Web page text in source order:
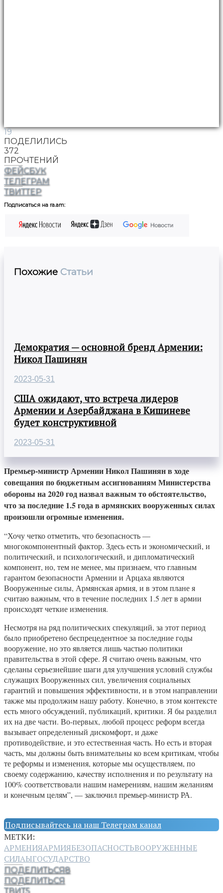
19
ПОДЕЛИЛИСЬ
372
ПРОЧТЕНИЙ
ФЕЙСБУК
ТЕЛЕГРАМ
ТВИТТЕР
Подписаться на ra.am:
Похожие Статьи
Демократия — основной бренд Армении:
Никол Пашинян
2023-05-31
США ожидают, что встреча лидеров
Армении и Азербайджана в Кишиневе
будет конструктивной
2023-05-31
Премьер-министр Армении Никол Пашинян в ходе
совещания по бюджетным ассигнованиям Министерства
обороны на 2020 год назвал важным то обстоятельство,
что за последние 1.5 года в армянских вооруженных силах
произошли огромные изменения.
“Хочу четко отметить, что безопасность —
многокомпонентный фактор. Здесь есть и экономический, и
политический, и психологический, и дипломатический
компонент, но, тем не менее, мы признаем, что главным
гарантом безопасности Армении и Арцаха являются
Вооруженные силы, Армянская армия, и в этом плане я
считаю важным, что в течение последних 1.5 лет в армии
происходят четкие изменения.
Несмотря на ряд политических спекуляций, за этот период
было приобретено беспрецедентное за последние годы
вооружение, но это является лишь частью политики
правительства в этой сфере. Я считаю очень важным, что
сделаны серьезнейшие шаги для улучшения условий службы
служащих Вооруженных сил, увеличения социальных
гарантий и повышения эффективности, и в этом направлении
также мы продолжим нашу работу. Конечно, в этом контексте
есть много обсуждений, публикаций, критики. Я бы разделил
их на две части. Во-первых, любой процесс реформ всегда
вызывает определенный дискомфорт, и даже
противодействие, и это естественная часть. Но есть и вторая
часть, мы должны быть внимательны ко всем критикам, чтобы
те реформы и изменения, которые мы осуществляем, по
своему содержанию, качеству исполнения и по результату на
100% соответствовали нашим намерениям, нашим желаниям
и конечным целям”, — заключил премьер-министр РА.
Подписывайтесь на наш Телеграм канал
МЕТКИ:
АРМЕНИЯАРМИЯБЕЗОПАСНОСТЬВООРУЖЕННЫЕ
СИЛАЫГОСУДАРСТВО
ПОДЕЛИТЬСЯ8
ПОДЕЛИТЬСЯ
ТВИТ5